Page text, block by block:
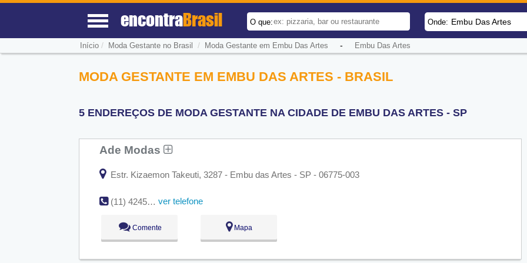
encontraBrasil O que: Onde: Embu Das Artes
Início/ Moda Gestante no Brasil / Moda Gestante em Embu Das Artes - Embu Das Artes
MODA GESTANTE EM EMBU DAS ARTES - BRASIL
5 ENDEREÇOS DE MODA GESTANTE NA CIDADE DE EMBU DAS ARTES - SP
Ade Modas
Estr. Kizaemon Takeuti, 3287 - Embu das Artes - SP - 06775-003
(11) 4245-8339 ver telefone
Comente Mapa